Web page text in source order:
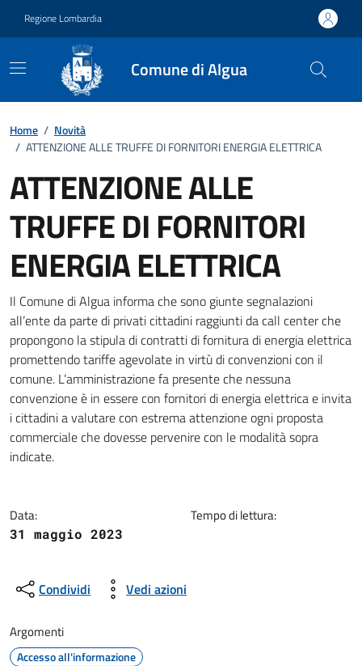
Regione Lombardia
Comune di Algua
Home / Novità
/ ATTENZIONE ALLE TRUFFE DI FORNITORI ENERGIA ELETTRICA
ATTENZIONE ALLE
TRUFFE DI FORNITORI
ENERGIA ELETTRICA
Dettagli della notizia
Il Comune di Algua informa che sono giunte segnalazioni
all’ente da parte di privati cittadini raggiunti da call center che
propongono la stipula di contratti di fornitura di energia elettrica
promettendo tariffe agevolate in virtù di convenzioni con il
comune. L’amministrazione fa presente che nessuna
convenzione è in essere con fornitori di energia elettrica e invita
i cittadini a valutare con estrema attenzione ogni proposta
commerciale che dovesse pervenire con le modalità sopra
indicate.
Data:
31 maggio 2023
Tempo di lettura:
Condividi Vedi azioni
Argomenti
Accesso all'informazione